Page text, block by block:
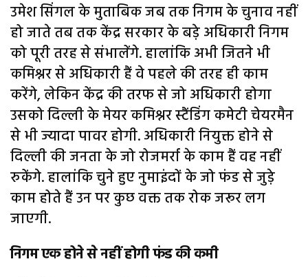
उमेश सिंगल के मुताबिक जब तक निगम के चुनाव नहीं
हो जाते तब तक केंद्र सरकार के बड़े अधिकारी निगम
को पूरी तरह से संभालेंगे. हालांकि अभी जितने भी
कमिश्नर से अधिकारी हैं वे पहले की तरह ही काम
करेंगे, लेकिन केंद्र की तरफ से जो अधिकारी होगा
उसको दिल्ली के मेयर कमिश्नर स्टैंडिंग कमेटी चेयरमैन
से भी ज्यादा पावर होगी. अधिकारी नियुक्त होने से
दिल्ली की जनता के जो रोजमर्रा के काम हैं वह नहीं
रुकेंगे. हालांकि चुने हुए नुमाइंदों के जो फंड से जुड़े
काम होते हैं उन पर कुछ वक्त तक रोक जरूर लग
जाएगी.
निगम एक होने से नहीं होगी फंड की कमी